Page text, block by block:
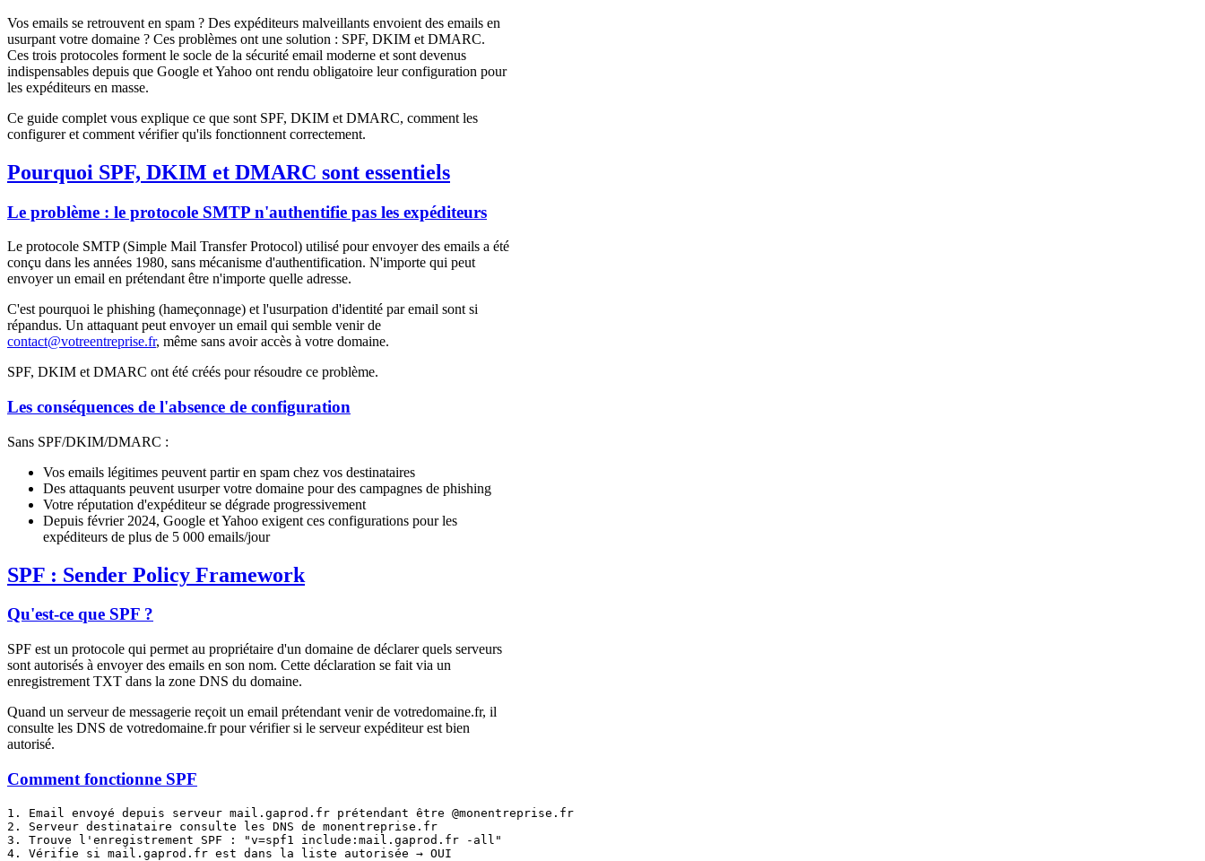
Vos emails se retrouvent en spam ? Des expéditeurs malveillants envoient des emails en
usurpant votre domaine ? Ces problèmes ont une solution : SPF, DKIM et DMARC.
Ces trois protocoles forment le socle de la sécurité email moderne et sont devenus
indispensables depuis que Google et Yahoo ont rendu obligatoire leur configuration pour
les expéditeurs en masse.
Ce guide complet vous explique ce que sont SPF, DKIM et DMARC, comment les
configurer et comment vérifier qu'ils fonctionnent correctement.
Pourquoi SPF, DKIM et DMARC sont essentiels
Le problème : le protocole SMTP n'authentifie pas les expéditeurs
Le protocole SMTP (Simple Mail Transfer Protocol) utilisé pour envoyer des emails a été
conçu dans les années 1980, sans mécanisme d'authentification. N'importe qui peut
envoyer un email en prétendant être n'importe quelle adresse.
C'est pourquoi le phishing (hameçonnage) et l'usurpation d'identité par email sont si
répandus. Un attaquant peut envoyer un email qui semble venir de
contact@votreentreprise.fr, même sans avoir accès à votre domaine.
SPF, DKIM et DMARC ont été créés pour résoudre ce problème.
Les conséquences de l'absence de configuration
Sans SPF/DKIM/DMARC :
Vos emails légitimes peuvent partir en spam chez vos destinataires
Des attaquants peuvent usurper votre domaine pour des campagnes de phishing
Votre réputation d'expéditeur se dégrade progressivement
Depuis février 2024, Google et Yahoo exigent ces configurations pour les
expéditeurs de plus de 5 000 emails/jour
SPF : Sender Policy Framework
Qu'est-ce que SPF ?
SPF est un protocole qui permet au propriétaire d'un domaine de déclarer quels serveurs
sont autorisés à envoyer des emails en son nom. Cette déclaration se fait via un
enregistrement TXT dans la zone DNS du domaine.
Quand un serveur de messagerie reçoit un email prétendant venir de votredomaine.fr, il
consulte les DNS de votredomaine.fr pour vérifier si le serveur expéditeur est bien
autorisé.
Comment fonctionne SPF
1. Email envoyé depuis serveur mail.gaprod.fr prétendant être @monentreprise.fr
2. Serveur destinataire consulte les DNS de monentreprise.fr
3. Trouve l'enregistrement SPF : "v=spf1 include:mail.gaprod.fr -all"
4. Vérifie si mail.gaprod.fr est dans la liste autorisée → OUI